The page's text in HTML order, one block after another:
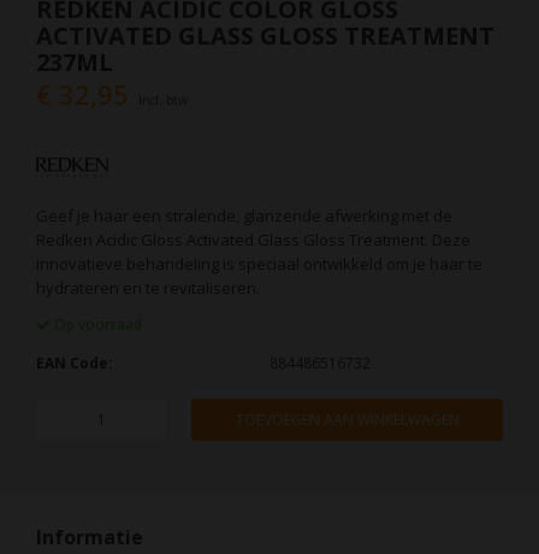
€ 32,95
TOEVOEGEN AAN WINKELWAGEN
Informatie